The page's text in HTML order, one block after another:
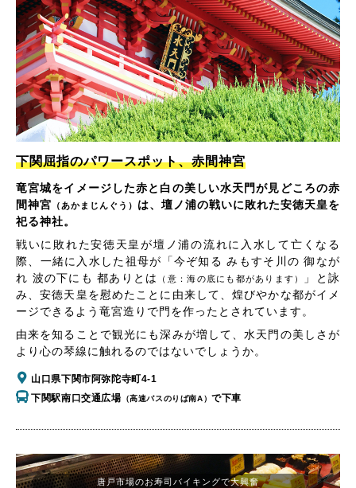
下関屈指のパワースポット、赤間神宮
竜宮城をイメージした赤と白の美しい水天門が見どころの赤
間神宮 （あかまじんぐう） は、壇ノ浦の戦いに敗れた安徳天皇を
祀る神社。
戦いに敗れた安徳天皇が壇ノ浦の流れに入水して亡くなる
際、一緒に入水した祖母が「今ぞ知る みもすそ川の 御なが
れ 波の下にも 都ありとは
（意：海の底にも都があります）
」と詠
み、安徳天皇を慰めたことに由来して、煌びやかな都がイメ
ージできるよう竜宮造りで門を作ったとされています。
由来を知ることで観光にも深みが増して、水天門の美しさが
より心の琴線に触れるのではないでしょうか。
山口県下関市阿弥陀寺町4-1
下関駅南口交通広場 （高速バスのりば南A）で下車
唐戸市場のお寿司バイキングで大興奮